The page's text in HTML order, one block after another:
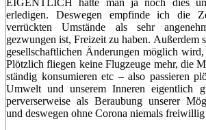
EIGENTLICH hätte man ja noch dies
erledigen. Deswegen empfinde ich die
verrückten Umstände als sehr
gezwungen ist, Freizeit zu haben. Außerdem
gesellschaftlichen Änderungen möglich
Plötzlich fliegen keine Flugzeuge mehr, die
ständig konsumieren etc – also passieren
Umwelt und unserem Inneren eigentlich
perverserweise als Beraubung unserer
und deswegen ohne Corona niemals freiwillig